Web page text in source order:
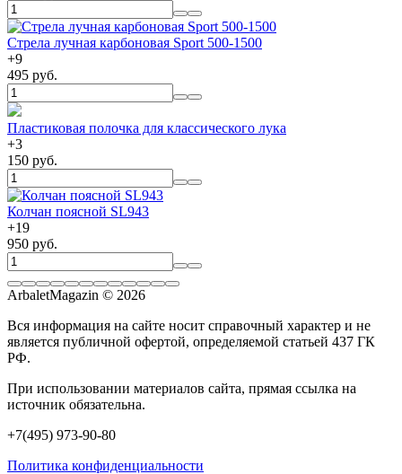
Стрела лучная карбоновая Sport 500-1500
+9
495 руб.
Пластиковая полочка для классического лука
+3
150 руб.
Колчан поясной SL943
+19
950 руб.
ArbaletMagazin © 2026
Вся информация на сайте носит справочный характер и не
является публичной офертой, определяемой статьей 437 ГК
РФ.
При использовании материалов сайта, прямая ссылка на
источник обязательна.
+7(495) 973-90-80
Политика конфиденциальности